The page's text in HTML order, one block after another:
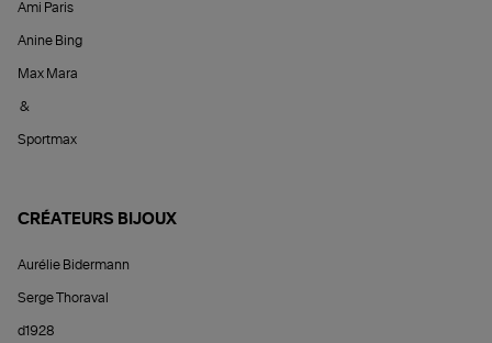
Ami Paris
Anine Bing
Max Mara
&
Sportmax
CRÉATEURS BIJOUX
Aurélie Bidermann
Serge Thoraval
d1928